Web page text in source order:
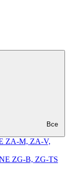
Все
ZA-M, ZA-V,
ZG-B, ZG-TS